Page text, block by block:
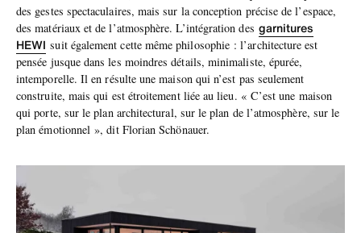
des gestes spectaculaires, mais sur la conception précise de l’espace,
des matériaux et de l’atmosphère. L’intégration des garnitures
HEWI suit également cette même philosophie : l’architecture est
pensée jusque dans les moindres détails, minimaliste, épurée,
intemporelle. Il en résulte une maison qui n’est pas seulement
construite, mais qui est étroitement liée au lieu. « C’est une maison
qui porte, sur le plan architectural, sur le plan de l’atmosphère, sur le
plan émotionnel », dit Florian Schönauer.